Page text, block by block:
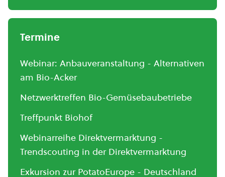
Termine
Webinar: Anbauveranstaltung - Alternativen
am Bio-Acker
Netzwerktreffen Bio-Gemüsebaubetriebe
Treffpunkt Biohof
Webinarreihe Direktvermarktung -
Trendscouting in der Direktvermarktung
Exkursion zur PotatoEurope - Deutschland